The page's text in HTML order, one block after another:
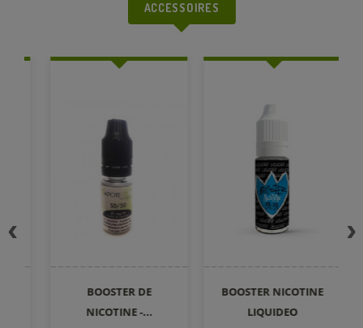
ACCESSOIRES
BOOSTER DE
NICOTINE -...
BOOSTER NICOTINE
LIQUIDEO